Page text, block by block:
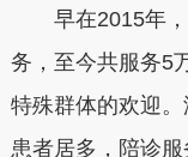
早在2015年
务，至今共服务5
特殊群体的欢迎
患者居多，陪诊服